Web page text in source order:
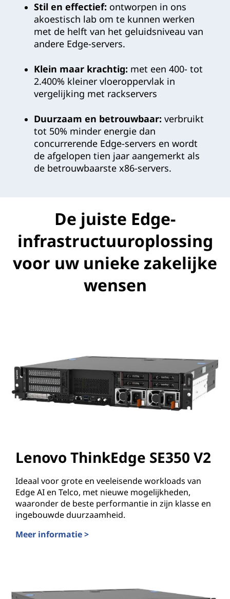
Stil en effectief: ontworpen in ons
akoestisch lab om te kunnen werken
met de helft van het geluidsniveau van
andere Edge-servers.
Klein maar krachtig: met een 400- tot
2.400% kleiner vloeroppervlak in
vergelijking met rackservers
Duurzaam en betrouwbaar: verbruikt
tot 50% minder energie dan
concurrerende Edge-servers en wordt
de afgelopen tien jaar aangemerkt als
de betrouwbaarste x86-servers.
De juiste Edge-
infrastructuuroplossing
voor uw unieke zakelijke
wensen
Lenovo ThinkEdge SE350 V2
Ideaal voor grote en veeleisende workloads van
Edge AI en Telco, met nieuwe mogelijkheden,
waaronder de beste performantie in zijn klasse en
ingebouwde duurzaamheid.
Meer informatie >